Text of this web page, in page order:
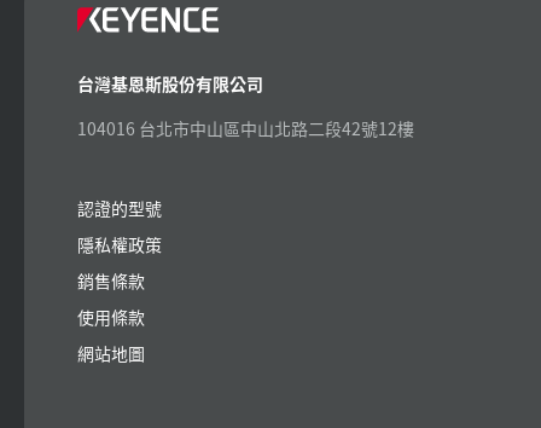
台灣基恩斯股份有限公司
104016 台北市中山區中山北路二段42號12樓
認證的型號
隱私權政策
銷售條款
使用條款
網站地圖